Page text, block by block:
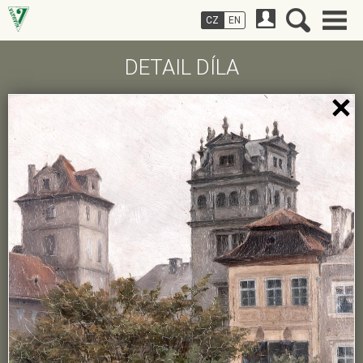
DETAIL DÍLA
CZ EN